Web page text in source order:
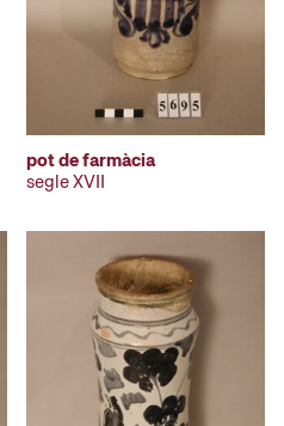
pot de farmàcia
segle XVII